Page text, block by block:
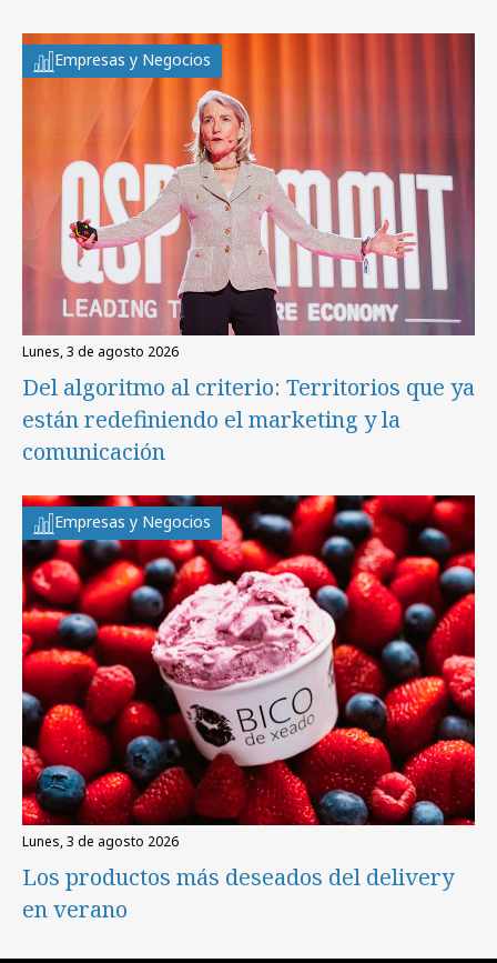
Empresas y Negocios
lunes, 3 de agosto 2026
Del algoritmo al criterio: Territorios que ya
están redefiniendo el marketing y la
comunicación
Empresas y Negocios
lunes, 3 de agosto 2026
Los productos más deseados del delivery
en verano